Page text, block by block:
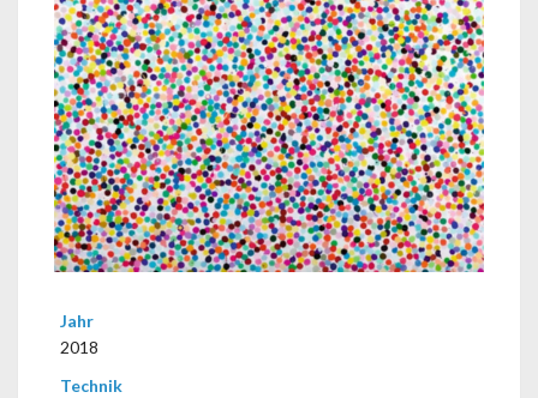
Jahr
2018
Technik